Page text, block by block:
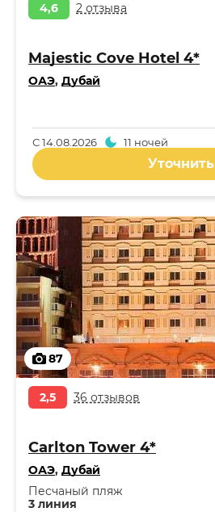
4,6 2 отзыва
Majestic Cove Hotel 4*
ОАЭ, Дубай
С14.08.2026 11 ночей
Уточнить
87
2,5 36 отзывов
Carlton Tower 4*
ОАЭ, Дубай
3 линия
Песчаный пляж